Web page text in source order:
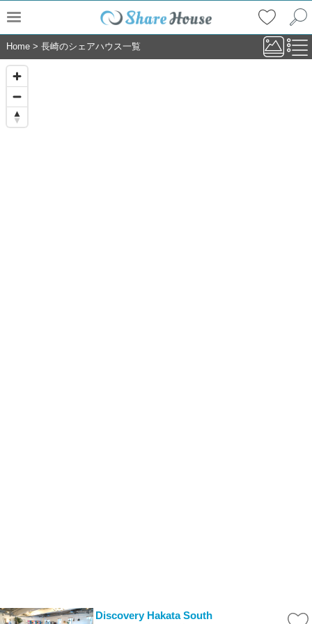
Home > 長崎のシェアハウス一覧
Discovery Hakata South